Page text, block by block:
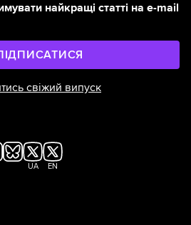
найкращі статті на e-mail
свіжий випуск
UA EN